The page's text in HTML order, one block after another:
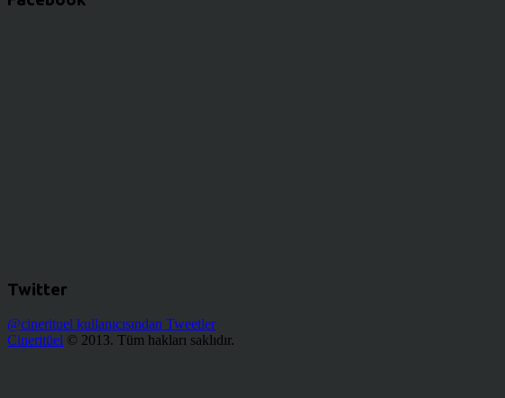
Twitter
@cinerituel kullanıcısından Tweetler
Cineritüel © 2013. Tüm hakları saklıdır.